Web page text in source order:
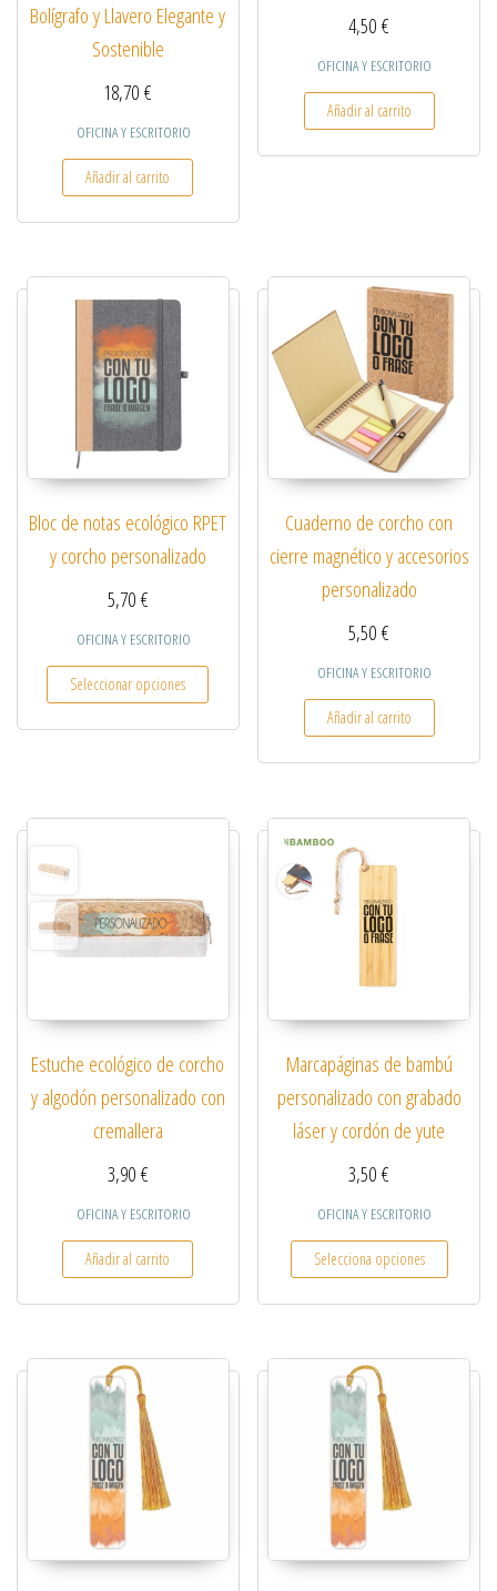
Bolígrafo y Llavero Elegante y
Sostenible
18,70€
OFICINA Y ESCRITORIO
Añadir al carrito
4,50€
OFICINA Y ESCRITORIO
Añadir al carrito
Bloc de notas ecológico RPET
y corcho personalizado
5,70€
OFICINA Y ESCRITORIO
Seleccionar opciones
Este producto tiene múltiples variantes. Las
Cuaderno de corcho con
cierre magnético y accesorios
personalizado
5,50€
OFICINA Y ESCRITORIO
Añadir al carrito
Estuche ecológico de corcho
y algodón personalizado con
cremallera
3,90€
OFICINA Y ESCRITORIO
Añadir al carrito
Marcapáginas de bambú
personalizado con grabado
láser y cordón de yute
3,50€
OFICINA Y ESCRITORIO
Selecciona opciones